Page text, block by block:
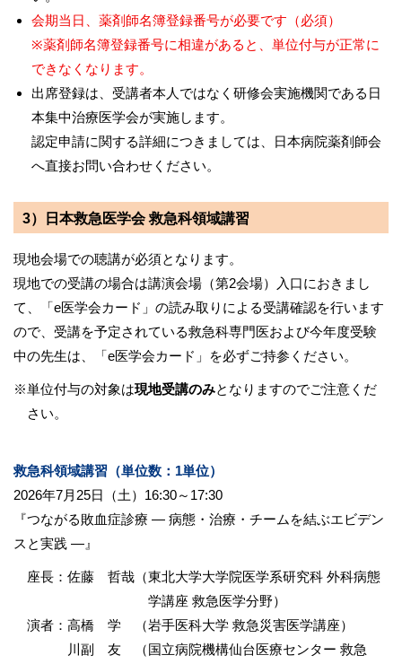
会期当日、薬剤師名簿登録番号が必要です（必須）
※薬剤師名簿登録番号に相違があると、単位付与が正常に
できなくなります。
出席登録は、受講者本人ではなく研修会実施機関である日
本集中治療医学会が実施します。
認定申請に関する詳細につきましては、日本病院薬剤師会
へ直接お問い合わせください。
3）日本救急医学会 救急科領域講習
現地会場での聴講が必須となります。
現地での受講の場合は講演会場（第2会場）入口におきまし
て、「e医学会カード」の読み取りによる受講確認を行います
ので、受講を予定されている救急科専門医および今年度受験
中の先生は、「e医学会カード」を必ずご持参ください。
※単位付与の対象は現地受講のみとなりますのでご注意くだ
さい。
救急科領域講習（単位数：1単位）
2026年7月25日（土）16:30～17:30
『つながる敗血症診療 ― 病態・治療・チームを結ぶエビデン
スと実践 ―』
座長： 佐藤 哲哉 （東北大学大学院医学系研究科 外科病態
学講座 救急医学分野）
演者： 高橋 学
（岩手医科大学 救急災害医学講座）
川副 友
（国立病院機構仙台医療センター 救急